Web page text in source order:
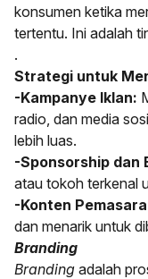
konsumen ketika
tertentu. Ini adalah
.
Strategi untuk
-Kampanye Iklan:
radio, dan media
lebih luas.
-Sponsorship dan
atau tokoh terkenal
-Konten
dan menarik untuk
Branding
Branding adalah